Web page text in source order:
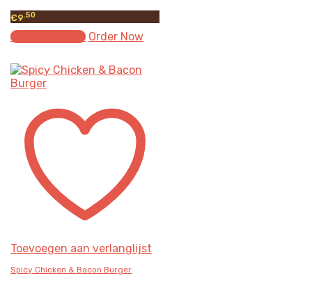
€9.50
Select options Order Now
Toevoegen aan verlanglijst
Spicy Chicken & Bacon Burger